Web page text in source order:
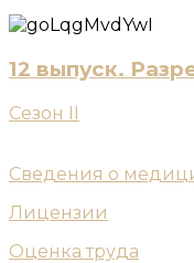
12 выпуск.
Сезон II
Сведения о
Лицензии
Оценка труда